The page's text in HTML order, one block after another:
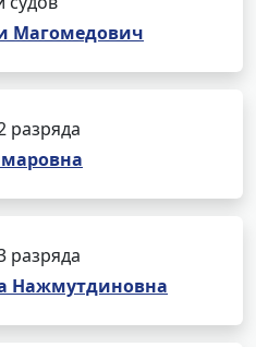
Магомедович
разряда
разряда
Нажмутдиновна